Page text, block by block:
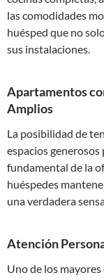
las comodidades
huésped que no
sus instalaciones.
Apartamentos
Amplios
La posibilidad de
espacios
fundamental de la
huéspedes
una verdadera
Atención
Uno de los